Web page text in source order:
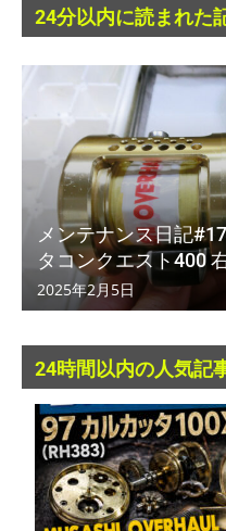
24分以内に読まれた
メンテナンス日記
タコンクエスト400
2025年2月5日
24時間以内の人気記